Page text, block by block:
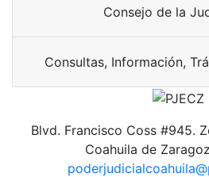
Consejo de la
Consultas, Información,
Blvd. Francisco Coss #945.
Coahuila de